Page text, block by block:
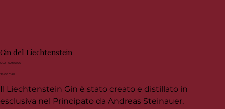
Gin del Liechtenstein
SKU:
SKU
62956500
Prezzo
38,00 CHF
Il Liechtenstein Gin è stato creato e distillato in
esclusiva nel Principato da Andreas Steinauer,